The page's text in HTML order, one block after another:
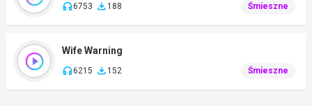
6753 188 Śmieszne
Wife Warning
6215 152 Śmieszne